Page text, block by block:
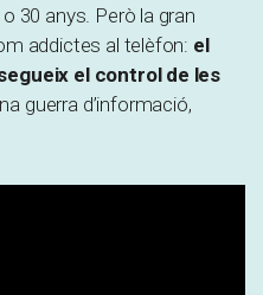
30 anys. Però la gran
addictes al telèfon: el
el control de les
guerra d’informació,